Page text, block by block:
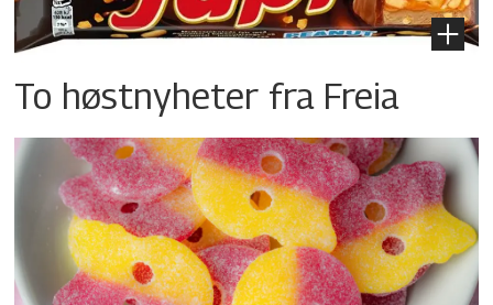
To høstnyheter fra Freia